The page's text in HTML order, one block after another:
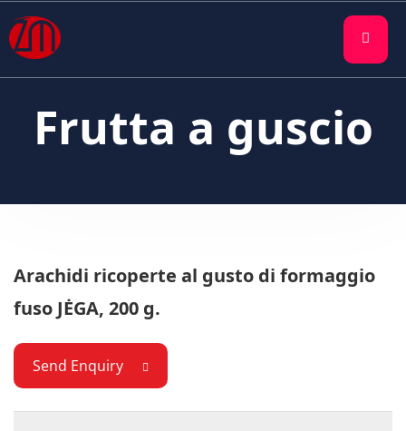
Frutta a guscio
Arachidi ricoperte al gusto di formaggio
fuso JĖGA, 200 g.
Send Enquiry